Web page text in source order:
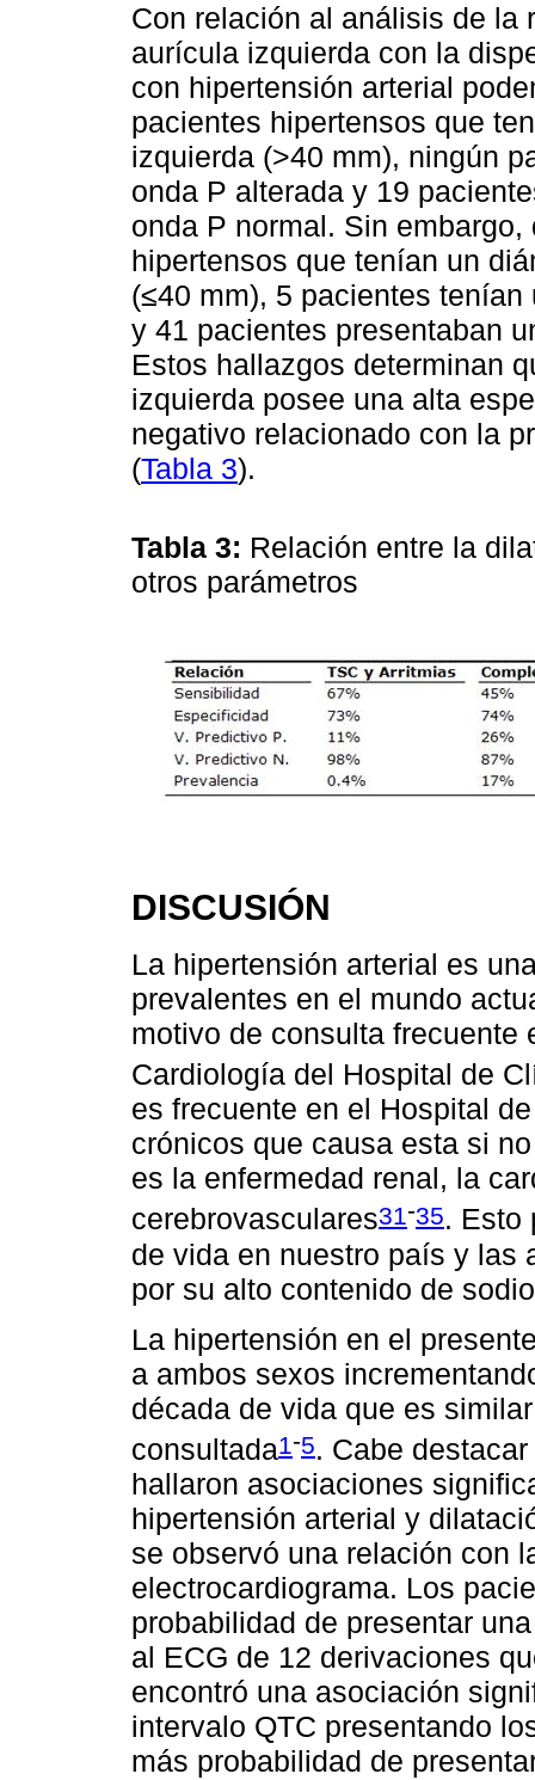
Con relación al análisis de la
aurícula izquierda con la
con hipertensión arterial
pacientes hipertensos que
izquierda (>40 mm), ningún
onda P alterada y 19
onda P normal. Sin
hipertensos que tenían un
(≤40 mm), 5 pacientes
y 41 pacientes presentaban
Estos hallazgos determinan
izquierda posee una alta
negativo relacionado con la
(Tabla 3).
Tabla 3: Relación entre la
otros parámetros
DISCUSIÓN
La hipertensión arterial es
prevalentes en el mundo
motivo de consulta frecuente
Cardiología del Hospital de
es frecuente en el Hospital
crónicos que causa esta si
es la enfermedad renal, la
cerebrovasculares31 -35. Esto
de vida en nuestro país y las
por su alto contenido de
La hipertensión en el
a ambos sexos
década de vida que es
consultada1-5. Cabe
hallaron asociaciones
hipertensión arterial y
se observó una relación con
electrocardiograma. Los
probabilidad de presentar
al ECG de 12 derivaciones
encontró una asociación
intervalo QTC presentando
más probabilidad de